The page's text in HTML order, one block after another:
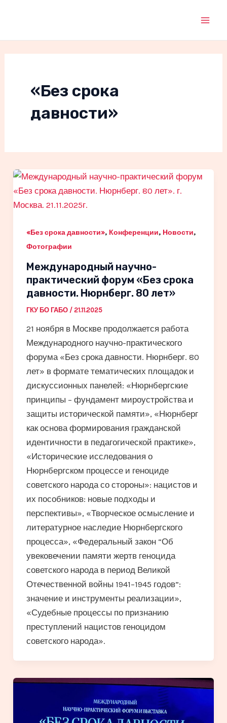
«Без срока
давности»
«Без срока давности», Конференции, Новости,
Фотографии
Международный научно-
практический форум «Без срока
давности. Нюрнберг. 80 лет»
ГКУ БО ГАБО / 21.11.2025
21 ноября в Москве продолжается работа
Международного научно-практического
форума «Без срока давности. Нюрнберг. 80
лет» в формате тематических площадок и
дискуссионных панелей: «Нюрнбергские
принципы – фундамент мироустройства и
защиты исторической памяти», «Нюрнберг
как основа формирования гражданской
идентичности в педагогической практике»,
«Исторические исследования о
Нюрнбергском процессе и геноциде
советского народа со стороны»: нацистов и
их пособников: новые подходы и
перспективы», «Творческое осмысление и
литературное наследие Нюрнбергского
процесса», «Федеральный закон “Об
увековечении памяти жертв геноцида
советского народа в период Великой
Отечественной войны 1941–1945 годов”:
значение и инструменты реализации»,
«Судебные процессы по признанию
преступлений нацистов геноцидом
советского народа».